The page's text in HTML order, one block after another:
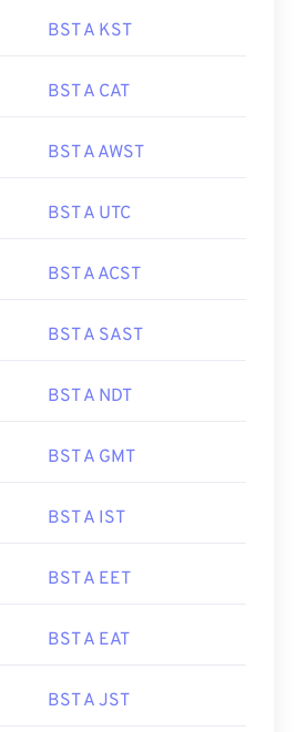
BST A KST
BST A CAT
BST A AWST
BST A UTC
BST A ACST
BST A SAST
BST A NDT
BST A GMT
BST A IST
BST A EET
BST A EAT
BST A JST